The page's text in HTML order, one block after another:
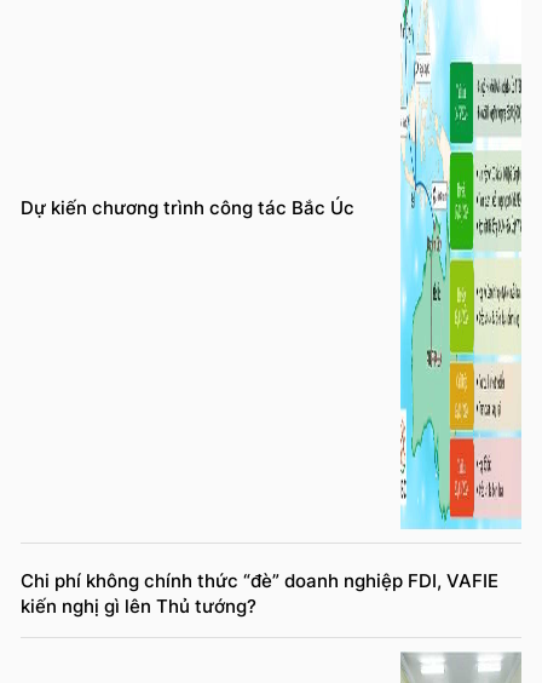
Dự kiến chương trình công tác Bắc Úc
Chi phí không chính thức “đè” doanh nghiệp FDI, VAFIE
kiến nghị gì lên Thủ tướng?